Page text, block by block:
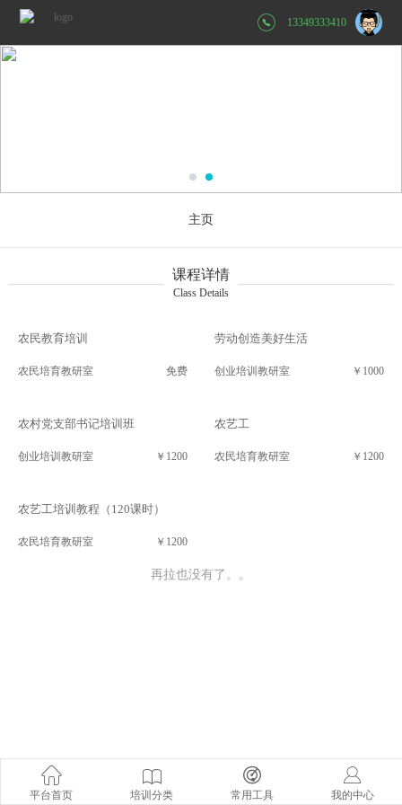
13349333410
主页
课程详情
Class Details
农民教育培训
农民培育教研室 免费
劳动创造美好生活
创业培训教研室 ￥1000
农村党支部书记培训班
创业培训教研室 ￥1200
农艺工
农民培育教研室 ￥1200
农艺工培训教程（120课时）
农民培育教研室 ￥1200
再拉也没有了。。
平台首页 培训分类 常用工具 我的中心